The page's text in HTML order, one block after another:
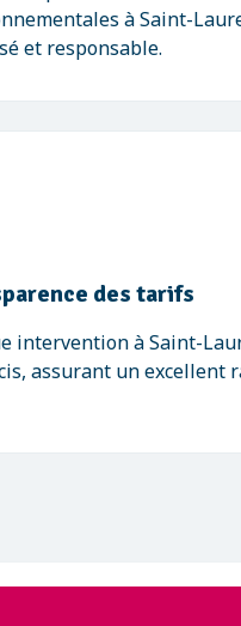
à Saint-
et responsable.
des tarifs
intervention à Saint-
assurant un